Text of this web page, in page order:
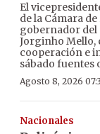
El
de la Cámara
gobernador del
Jorginho Mello,
cooperación e
sábado fuentes
Agosto 8, 2026
Nacionales